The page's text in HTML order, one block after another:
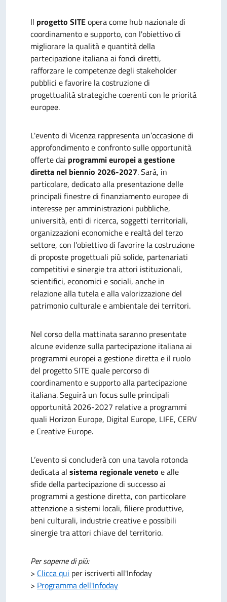
Il progetto SITEopera come hub nazionale di
coordinamento e supporto, con l'obiettivo di
migliorare la qualità e quantità della
partecipazione italiana ai fondi diretti,
rafforzare le competenze degli stakeholder
pubblici e favorire la costruzione di
progettualità strategiche coerenti con le priorità
europee.
L'evento di Vicenza rappresenta un’occasione di
approfondimento e confronto sulle opportunità
offerte dai programmi europei a gestione
diretta nel biennio 2026-2027. Sarà, in
particolare, dedicato alla presentazione delle
principali finestre di finanziamento europee di
interesse per amministrazioni pubbliche,
università, enti di ricerca, soggetti territoriali,
organizzazioni economiche e realtà del terzo
settore, con l’obiettivo di favorire la costruzione
di proposte progettuali più solide, partenariati
competitivi e sinergie tra attori istituzionali,
scientifici, economici e sociali, anche in
relazione alla tutela e alla valorizzazione del
patrimonio culturale e ambientale dei territori.
Nel corso della mattinata saranno presentate
alcune evidenze sulla partecipazione italiana ai
programmi europei a gestione diretta e il ruolo
del progetto SITE quale percorso di
coordinamento e supporto alla partecipazione
italiana. Seguirà un focus sulle principali
opportunità 2026-2027 relative a programmi
quali Horizon Europe, Digital Europe, LIFE, CERV
e Creative Europe.
L’evento si concluderà con una tavola rotonda
dedicata al sistema regionale veneto e alle
sfide della partecipazione di successo ai
programmi a gestione diretta, con particolare
attenzione a sistemi locali, filiere produttive,
beni culturali, industrie creative e possibili
sinergie tra attori chiave del territorio.
Per saperne di più:
> Clicca qui per iscriverti all'Infoday
> Programma dell'Infoday